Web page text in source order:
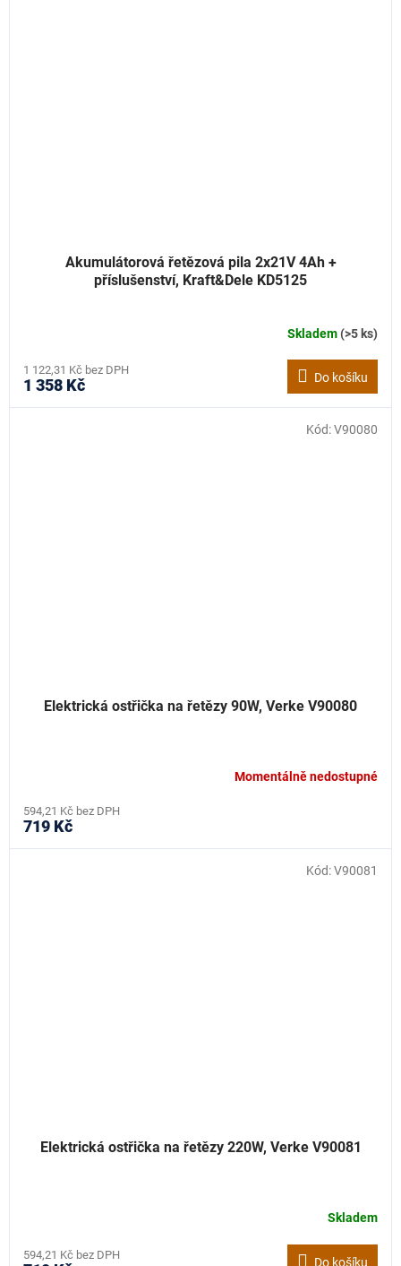
Akumulátorová řetězová pila 2x21V 4Ah +
příslušenství, Kraft&Dele KD5125
produktu
je
Skladem(>5 ks)
1 122,31 Kč bez DPH
1 358 Kč Do košíku
Elektrická ostřička na řetězy 90W, Verke V90080
Momentálně nedostupné
594,21 Kč bez DPH
719 Kč
Kód:V90080
Elektrická ostřička na řetězy 220W, Verke V90081
Skladem
594,21 Kč bez DPH
Do košíku
Kód:V90081